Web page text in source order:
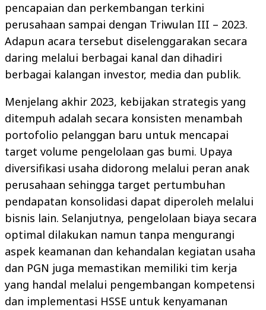
pencapaian dan perkembangan terkini
perusahaan sampai dengan Triwulan III – 2023.
Adapun acara tersebut diselenggarakan secara
daring melalui berbagai kanal dan dihadiri
berbagai kalangan investor, media dan publik.
Menjelang akhir 2023, kebijakan strategis yang
ditempuh adalah secara konsisten menambah
portofolio pelanggan baru untuk mencapai
target volume pengelolaan gas bumi. Upaya
diversifikasi usaha didorong melalui peran anak
perusahaan sehingga target pertumbuhan
pendapatan konsolidasi dapat diperoleh melalui
bisnis lain. Selanjutnya, pengelolaan biaya secara
optimal dilakukan namun tanpa mengurangi
aspek keamanan dan kehandalan kegiatan usaha
dan PGN juga memastikan memiliki tim kerja
yang handal melalui pengembangan kompetensi
dan implementasi HSSE untuk kenyamanan